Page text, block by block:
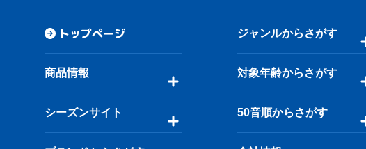
トップページ
商品情報
シーズンサイト
ジャンルからさがす
対象年齢からさがす
50音順からさがす